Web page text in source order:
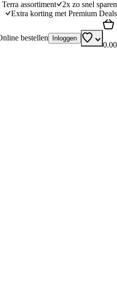
assortiment
2x zo snel sparen
Extra korting met Premium Deals
bestellen Inloggen
0.00